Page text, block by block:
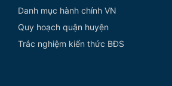
Danh mục hành chính VN
Quy hoạch quận huyện
Trắc nghiệm kiến thức BĐS